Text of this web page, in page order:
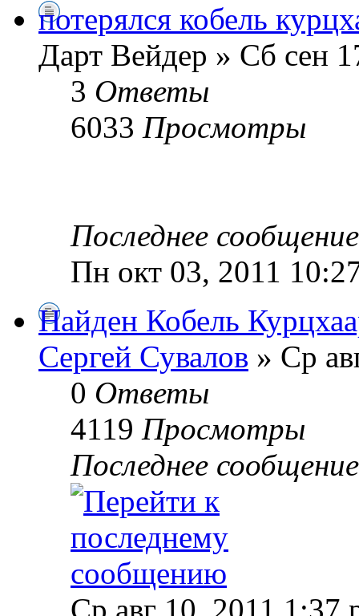
потерялся кобель
Дарт Вейдер » Сб сен
3 Ответы
6033 Просмотры
Последнее
Пн окт 03, 2011
Найден Кобель
Сергей Сувалов » Ср
0 Ответы
4119 Просмотры
Последнее
Ср авг 10, 2011 1:37